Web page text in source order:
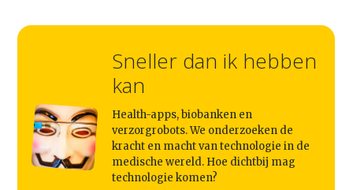
Home
Agenda
Podcast
Artikelen
Contact
Sneller dan ik hebben
kan
Health-apps, biobanken en
verzorgrobots. We onderzoeken de
kracht en macht van technologie in de
medische wereld. Hoe dichtbij mag
technologie komen?